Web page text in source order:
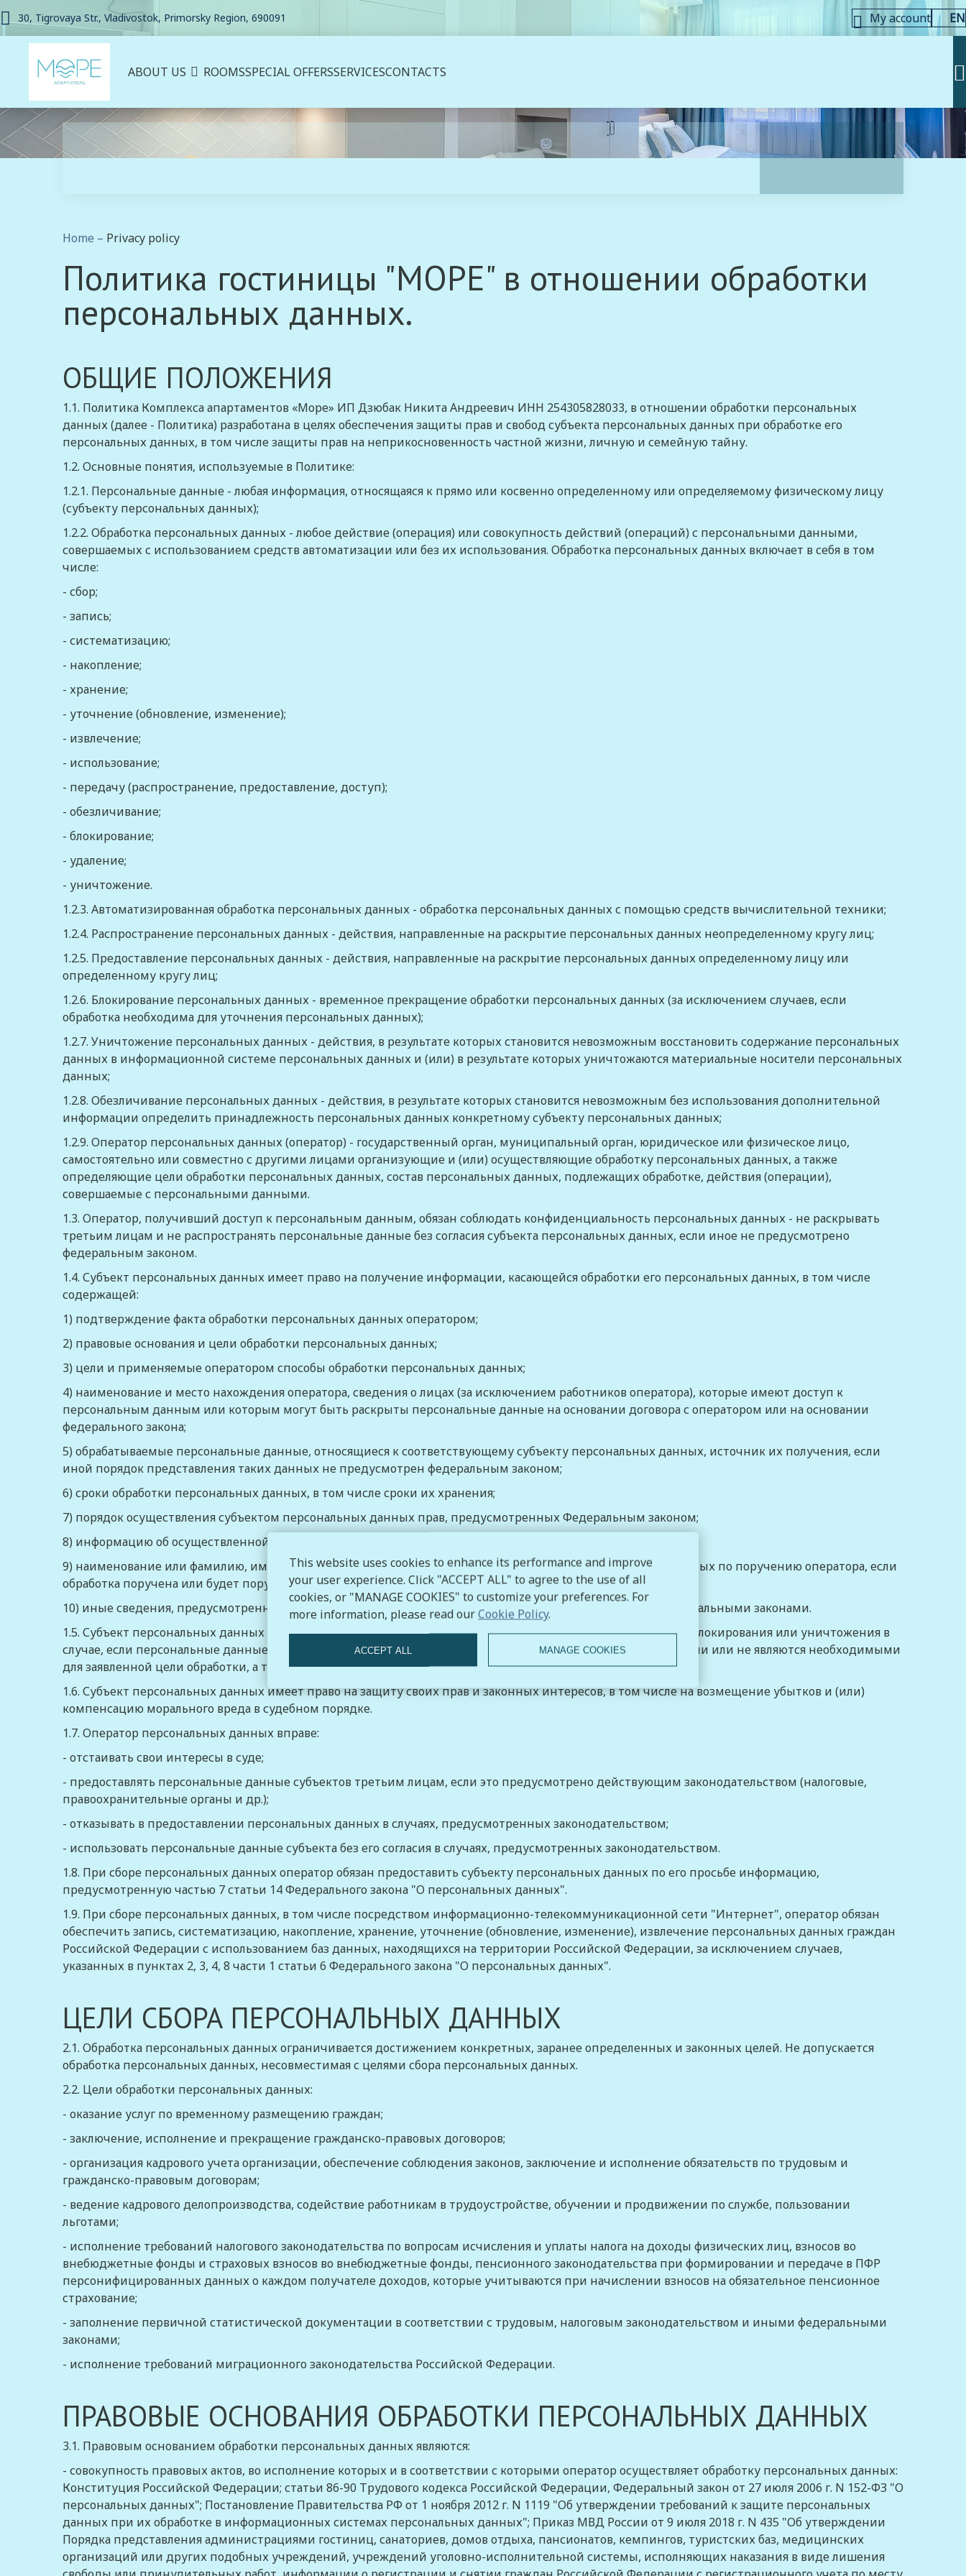
This website uses cookies to enhance its performance and improve
your user experience. Click "ACCEPT ALL" to agree to the use of all
cookies, or "MANAGE COOKIES" to customize your preferences. For
more information, please read ourCookie Policy.
ACCEPT ALL MANAGE COOKIES
30, Tigrovaya Str., Vladivostok, Primorsky Region, 690091 My account EN
ABOUT US ROOMSSPECIAL OFFERSSERVICESCONTACTS
Home – Privacy policy
Политика гостиницы "МОРЕ" в отношении обработки
персональных данных.
ОБЩИЕ ПОЛОЖЕНИЯ
1.1. Политика Комплекса апартаментов «Море» ИП Дзюбак Никита Андреевич ИНН 254305828033, в отношении обработки персональных
данных (далее - Политика) разработана в целях обеспечения защиты прав и свобод субъекта персональных данных при обработке его
персональных данных, в том числе защиты прав на неприкосновенность частной жизни, личную и семейную тайну.
1.2. Основные понятия, используемые в Политике:
1.2.1. Персональные данные - любая информация, относящаяся к прямо или косвенно определенному или определяемому физическому лицу
(субъекту персональных данных);
1.2.2. Обработка персональных данных - любое действие (операция) или совокупность действий (операций) с персональными данными,
совершаемых с использованием средств автоматизации или без их использования. Обработка персональных данных включает в себя в том
числе:
- сбор;
- запись;
- систематизацию;
- накопление;
- хранение;
- уточнение (обновление, изменение);
- извлечение;
- использование;
- передачу (распространение, предоставление, доступ);
- обезличивание;
- блокирование;
- удаление;
- уничтожение.
1.2.3. Автоматизированная обработка персональных данных - обработка персональных данных с помощью средств вычислительной техники;
1.2.4. Распространение персональных данных - действия, направленные на раскрытие персональных данных неопределенному кругу лиц;
1.2.5. Предоставление персональных данных - действия, направленные на раскрытие персональных данных определенному лицу или
определенному кругу лиц;
1.2.6. Блокирование персональных данных - временное прекращение обработки персональных данных (за исключением случаев, если
обработка необходима для уточнения персональных данных);
1.2.7. Уничтожение персональных данных - действия, в результате которых становится невозможным восстановить содержание персональных
данных в информационной системе персональных данных и (или) в результате которых уничтожаются материальные носители персональных
данных;
1.2.8. Обезличивание персональных данных - действия, в результате которых становится невозможным без использования дополнительной
информации определить принадлежность персональных данных конкретному субъекту персональных данных;
1.2.9. Оператор персональных данных (оператор) - государственный орган, муниципальный орган, юридическое или физическое лицо,
самостоятельно или совместно с другими лицами организующие и (или) осуществляющие обработку персональных данных, а также
определяющие цели обработки персональных данных, состав персональных данных, подлежащих обработке, действия (операции),
совершаемые с персональными данными.
1.3. Оператор, получивший доступ к персональным данным, обязан соблюдать конфиденциальность персональных данных - не раскрывать
третьим лицам и не распространять персональные данные без согласия субъекта персональных данных, если иное не предусмотрено
федеральным законом.
1.4. Субъект персональных данных имеет право на получение информации, касающейся обработки его персональных данных, в том числе
содержащей:
1) подтверждение факта обработки персональных данных оператором;
2) правовые основания и цели обработки персональных данных;
3) цели и применяемые оператором способы обработки персональных данных;
4) наименование и место нахождения оператора, сведения о лицах (за исключением работников оператора), которые имеют доступ к
персональным данным или которым могут быть раскрыты персональные данные на основании договора с оператором или на основании
федерального закона;
5) обрабатываемые персональные данные, относящиеся к соответствующему субъекту персональных данных, источник их получения, если
иной порядок представления таких данных не предусмотрен федеральным законом;
6) сроки обработки персональных данных, в том числе сроки их хранения;
7) порядок осуществления субъектом персональных данных прав, предусмотренныхФедеральным законом;
8) информацию об осуществленной или о предполагаемой трансграничной передаче данных;
9) наименование или фамилию, имя, отчество и адрес лица, осуществляющего обработку персональных данных по поручению оператора, если
обработка поручена или будет поручена такому лицу;
10) иные сведения, предусмотренные
Федеральным законом
"О персональных данных" или другими федеральными законами.
1.5. Субъект персональных данных вправе требовать от оператора уточнения его персональных данных, их блокирования или уничтожения в
случае, если персональные данные являются неполными, устаревшими, неточными, незаконно полученными или не являются необходимыми
для заявленной цели обработки, а также принимать предусмотренные законом меры по защите своих прав.
1.6. Субъект персональных данных имеет право на защиту своих прав и законных интересов, в том числе на возмещение убытков и (или)
компенсацию морального вреда в судебном порядке.
1.7. Оператор персональных данных вправе:
- отстаивать свои интересы в суде;
- предоставлять персональные данные субъектов третьим лицам, если это предусмотрено действующим законодательством (налоговые,
правоохранительные органы и др.);
- отказывать в предоставлении персональных данных в случаях, предусмотренных законодательством;
- использовать персональные данные субъекта без его согласия в случаях, предусмотренных законодательством.
1.8. При сборе персональных данных оператор обязан предоставить субъекту персональных данных по его просьбе информацию,
предусмотренную частью 7 статьи 14Федерального закона "О персональных данных".
1.9. При сборе персональных данных, в том числе посредством информационно-телекоммуникационной сети "Интернет", оператор обязан
обеспечить запись, систематизацию, накопление, хранение, уточнение (обновление, изменение), извлечение персональных данных граждан
Российской Федерации с использованием баз данных, находящихся на территории Российской Федерации, за исключением случаев,
указанных в пунктах 2, 3, 4, 8 части 1 статьи 6 Федерального закона "О персональных данных".
ЦЕЛИ СБОРА ПЕРСОНАЛЬНЫХ ДАННЫХ
2.1. Обработка персональных данных ограничивается достижением конкретных, заранее определенных и законных целей. Не допускается
обработка персональных данных, несовместимая с целями сбора персональных данных.
2.2. Цели обработки персональных данных:
- оказание услуг по временному размещению граждан;
- заключение, исполнение и прекращение гражданско-правовых договоров;
- организация кадрового учета организации, обеспечение соблюдения законов, заключение и исполнение обязательств по трудовым и
гражданско-правовым договорам;
- ведение кадрового делопроизводства, содействие работникам в трудоустройстве, обучении и продвижении по службе, пользовании
льготами;
- исполнение требований налогового законодательства по вопросам исчисления и уплаты налога на доходы физических лиц, взносов во
внебюджетные фонды и страховых взносов во внебюджетные фонды, пенсионного законодательства при формировании и передаче в ПФР
персонифицированных данных о каждом получателе доходов, которые учитываются при начислении взносов на обязательное пенсионное
страхование;
- заполнение первичной статистической документации в соответствии с трудовым, налоговым законодательством и иными федеральными
законами;
- исполнение требований миграционного законодательства Российской Федерации.
ПРАВОВЫЕ ОСНОВАНИЯ ОБРАБОТКИ ПЕРСОНАЛЬНЫХ ДАННЫХ
3.1. Правовым основанием обработки персональных данных являются:
- совокупность правовых актов, во исполнение которых и в соответствии с которыми оператор осуществляет обработку персональных данных:
Конституция Российской Федерации; статьи 86-90 Трудового кодекса Российской Федерации, Федеральный закон от 27 июля 2006 г. N 152-ФЗ "О
персональных данных"; Постановление Правительства РФ от 1 ноября 2012 г. N 1119 "Об утверждении требований к защите персональных
данных при их обработке в информационных системах персональных данных"; Приказ МВД России от 9 июля 2018 г. N 435 "Об утверждении
Порядка представления администрациями гостиниц, санаториев, домов отдыха, пансионатов, кемпингов, туристских баз, медицинских
организаций или других подобных учреждений, учреждений уголовно-исполнительной системы, исполняющих наказания в виде лишения